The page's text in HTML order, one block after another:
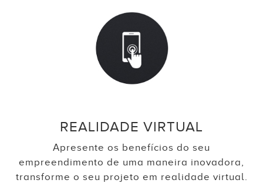
REALIDADE VIRTUAL
Apresente os benefícios do seu
empreendimento de uma maneira inovadora,
transforme o seu projeto em realidade virtual.